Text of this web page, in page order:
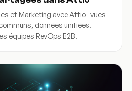
et Marketing avec Attio : vues
données unifiées.
équipes RevOps B2B.